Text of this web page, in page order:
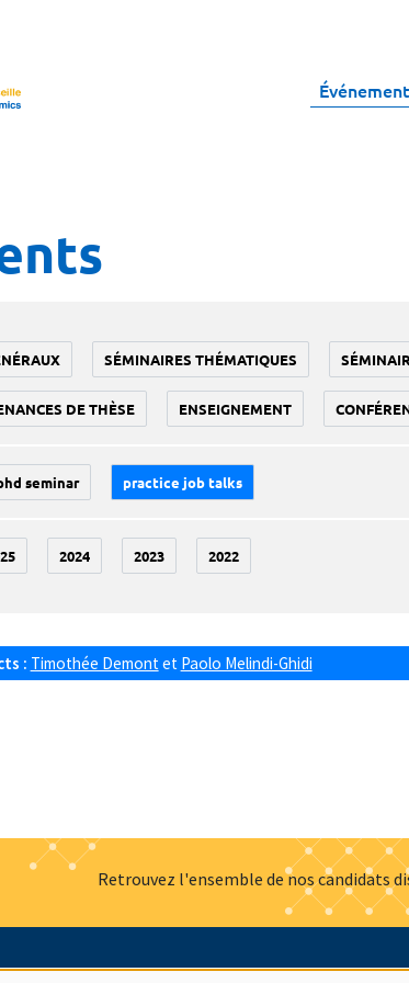
SÉMINAIRES THÉMATIQUES
DE THÈSE ENSEIGNEMENT
seminar practice job talks
2024 2023 2022
: Timothée Demont et Paolo Melindi-Ghidi
Retrouvez l'ensemble de nos candidats
Hommage à Actualités Offres d'emploi